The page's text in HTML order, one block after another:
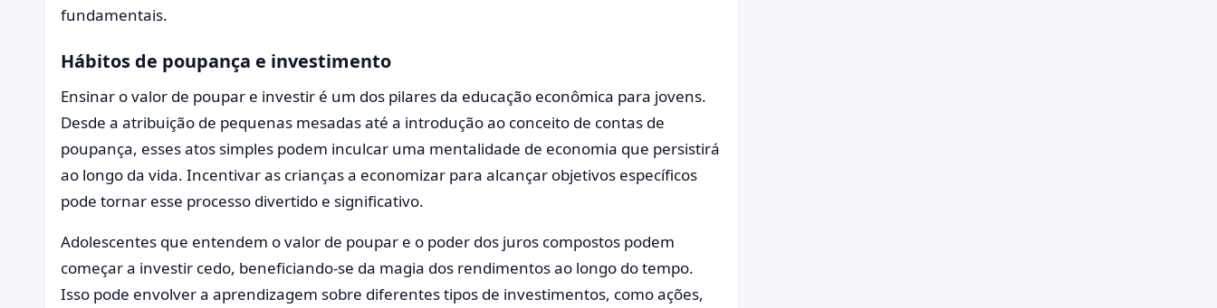
fundamentais.
Hábitos de poupança e investimento
Ensinar o valor de poupar e investir é um dos pilares da educação econômica para jovens.
Desde a atribuição de pequenas mesadas até a introdução ao conceito de contas de
poupança, esses atos simples podem inculcar uma mentalidade de economia que persistirá
ao longo da vida. Incentivar as crianças a economizar para alcançar objetivos específicos
pode tornar esse processo divertido e significativo.
Adolescentes que entendem o valor de poupar e o poder dos juros compostos podem
começar a investir cedo, beneficiando-se da magia dos rendimentos ao longo do tempo.
Isso pode envolver a aprendizagem sobre diferentes tipos de investimentos, como ações,